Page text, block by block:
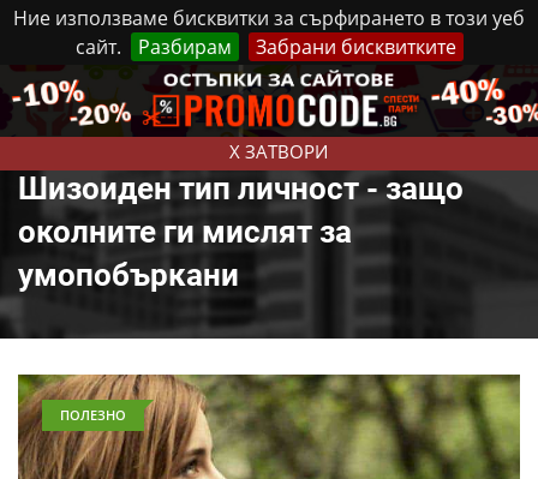
Ние използваме бисквитки за сърфирането в този уеб
сайт.
Разбирам Забрани бисквитките
X ЗАТВОРИ
Четвъртък, 6 Август, 2026 Реклама Контакти
Шизоиден тип личност - защо
околните ги мислят за
умопобъркани
ПОЛЕЗНО